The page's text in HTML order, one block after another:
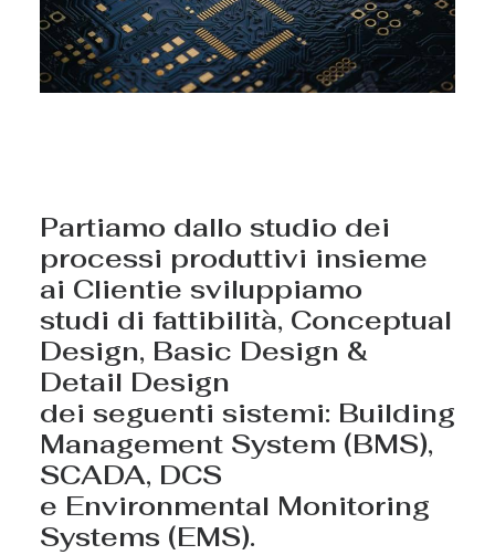
Partiamo dallo studio dei
processi produttivi insieme
ai Clientie sviluppiamo
studi di fattibilità, Conceptual
Design, Basic Design &
Detail Design
dei seguenti sistemi: Building
Management System (BMS),
SCADA, DCS
e Environmental Monitoring
Systems (EMS).